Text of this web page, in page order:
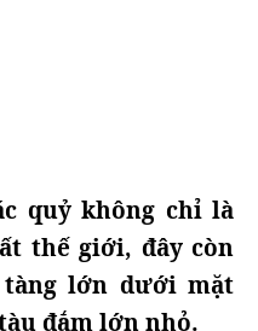
quỷ không chỉ là
thế giới, đây còn
lớn dưới mặt
đắm lớn nhỏ.